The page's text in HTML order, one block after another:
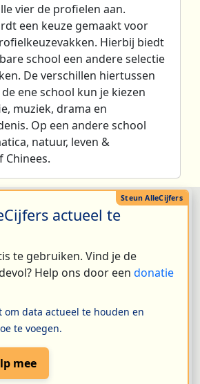
vier de profielen aan.
een keuze gemaakt voor
Hierbij biedt
school een andere selectie
De verschillen hiertussen
ene school kun je kiezen
muziek, drama en
Op een andere school
natuur, leven &
Chinees.
actueel te
te gebruiken. Vind je de
Help ons door een donatie
om data actueel te houden en
te voegen.
mee